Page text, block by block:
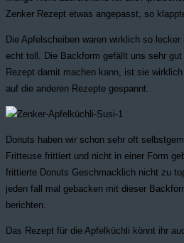
Zenker Rezept etwas angepasst, so
Die Apfelscheiben waren wirklich so
echt toll. Die Backform gefällt uns sehr
Rezept damit machen kann, ist sie
auf die anderen Rezepte gespannt.
Donuts haben wir schon sehr oft
Fritteuse frittiert und nicht in einer Form
frittierte Donuts Geschmacklich nicht zu
jeden fall mal gebacken mit dieser
berichten.
Das Rezept für die Apfelküchli könnt ihr